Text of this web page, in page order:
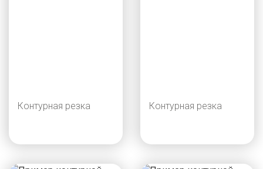
Контурная резка Контурная резка